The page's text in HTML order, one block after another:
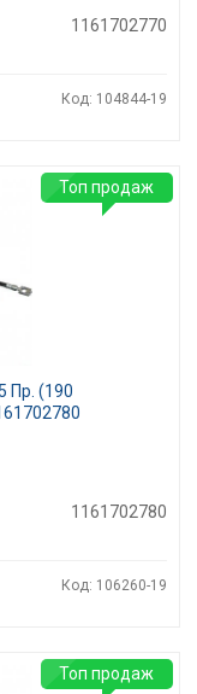
1161702770
Код: 104844-19
Пр. (190
1161702780
Код: 106260-19
Топ продаж
Топ продаж